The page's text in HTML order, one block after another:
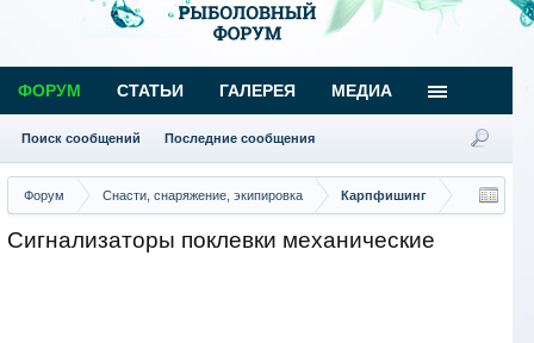
Форум Снасти, снаряжение, экипировка Карпфишинг
Сигнализаторы поклевки механические
ФОРУМ
Поиск сообщений Последние сообщения
СТАТЬИ ГАЛЕРЕЯ МЕДИА